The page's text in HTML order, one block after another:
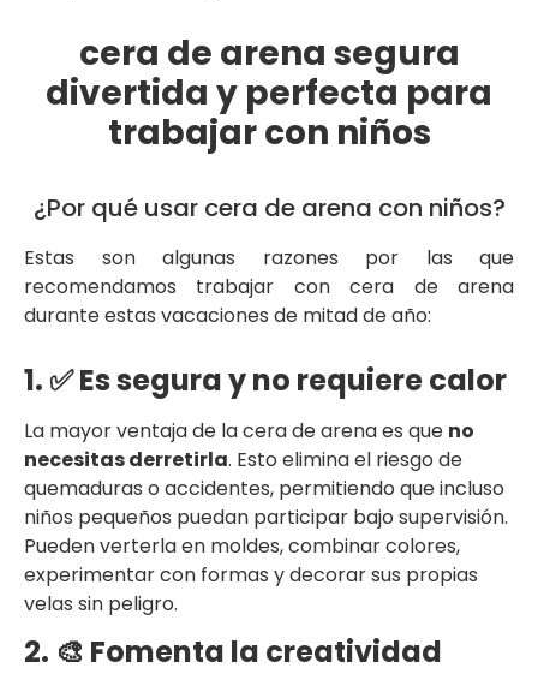
cera de arena segura
divertida y perfecta para
trabajar con niños
¿Por qué usar cera de arena con niños?
Estas son algunas razones por las que
recomendamos trabajar con cera de arena
durante estas vacaciones de mitad de año:
1. ✅ Es segura y no requiere calor
La mayor ventaja de la cera de arena es que no
necesitas derretirla. Esto elimina el riesgo de
quemaduras o accidentes, permitiendo que incluso
niños pequeños puedan participar bajo supervisión.
Pueden verterla en moldes, combinar colores,
experimentar con formas y decorar sus propias
velas sin peligro.
2. 🎨 Fomenta la creatividad